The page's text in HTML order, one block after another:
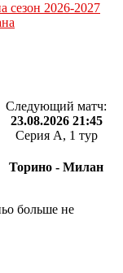
сезон 2026-2027
Следующий матч:
23.08.2026 21:45
Серия А, 1 тур
Торино - Милан
больше не